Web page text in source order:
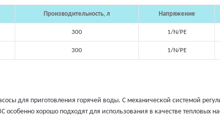
Производительность, л Напряжение
300 1/N/PE
300 1/N/PE
для приготовления горячей воды. С механической системой
особенно хорошо подходят для использования в качестве тепловых